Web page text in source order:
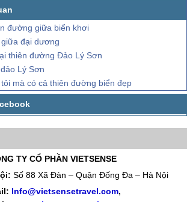
đường giữa biển khơi
đại dương
thiên đường Đảo Lý Sơn
Lý Sơn
mà có cả thiên đường biển đẹp
TY CỔ PHẦN VIETSENSE
Số 88 Xã Đàn – Quận Đống Đa – Hà Nội
Info@vietsensetravel.com,